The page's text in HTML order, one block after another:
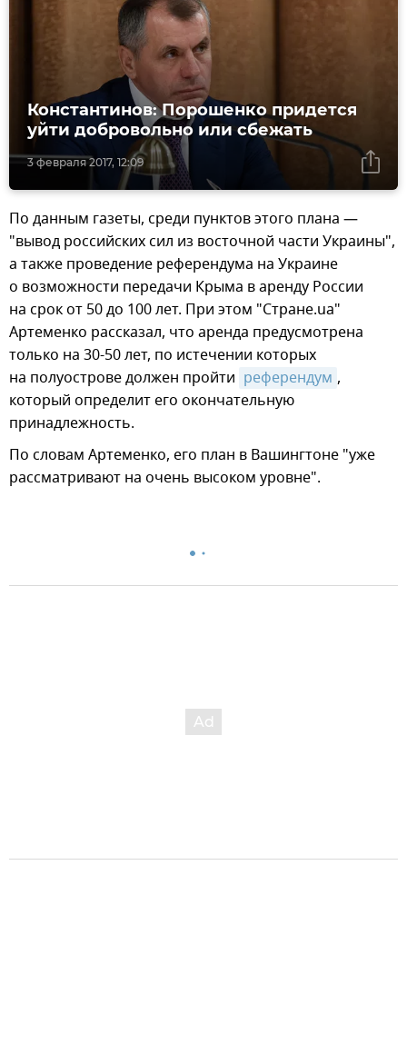
3 февраля 2017, 12:09
Константинов: Порошенко придется
уйти добровольно или сбежать
По данным газеты, среди пунктов этого плана —
"вывод российских сил из восточной части Украины",
а также проведение референдума на Украине
о возможности передачи Крыма в аренду России
на срок от 50 до 100 лет. При этом "Стране.ua"
Артеменко рассказал, что аренда предусмотрена
только на 30-50 лет, по истечении которых
на полуострове должен пройти референдум ,
который определит его окончательную
принадлежность.
По словам Артеменко, его план в Вашингтоне "уже
рассматривают на очень высоком уровне".